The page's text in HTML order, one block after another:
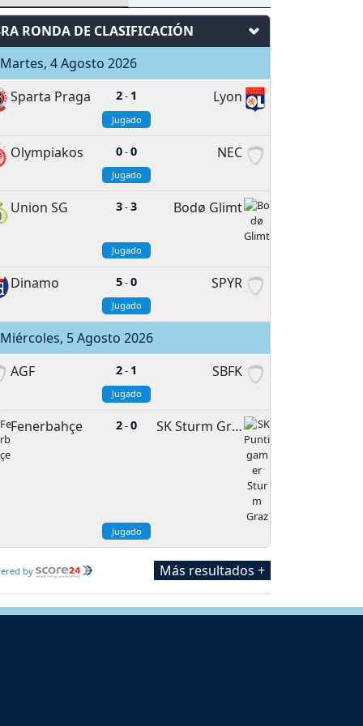
RONDA DE CLASIFICACIÓN
4 Agosto 2026
Sparta Praga
2- 1 Lyon
Jugado
Olympiakos 0-0 NEC
Jugado
Union SG 3-3 Bodø Glimt
Jugado
Dinamo 5-0 SPYR
Jugado
5 Agosto 2026
AGF
2- 1 SBFK
Jugado
Fenerbahçe 2-0 SK Sturm Graz
Jugado
by Más resultados +